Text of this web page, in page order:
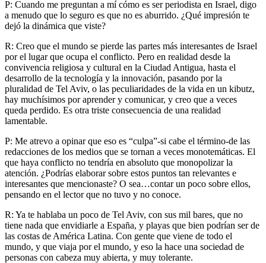
P: Cuando me preguntan a mí cómo es ser periodista en Israel, digo
a menudo que lo seguro es que no es aburrido. ¿Qué impresión te
dejó la dinámica que viste?
R: Creo que el mundo se pierde las partes más interesantes de Israel
por el lugar que ocupa el conflicto. Pero en realidad desde la
convivencia religiosa y cultural en la Ciudad Antigua, hasta el
desarrollo de la tecnología y la innovación, pasando por la
pluralidad de Tel Aviv, o las peculiaridades de la vida en un kibutz,
hay muchísimos por aprender y comunicar, y creo que a veces
queda perdido. Es otra triste consecuencia de una realidad
lamentable.
P: Me atrevo a opinar que eso es “culpa”-si cabe el término-de las
redacciones de los medios que se tornan a veces monotemáticas. El
que haya conflicto no tendría en absoluto que monopolizar la
atención. ¿Podrías elaborar sobre estos puntos tan relevantes e
interesantes que mencionaste? O sea…contar un poco sobre ellos,
pensando en el lector que no tuvo y no conoce.
R: Ya te hablaba un poco de Tel Aviv, con sus mil bares, que no
tiene nada que envidiarle a España, y playas que bien podrían ser de
las costas de América Latina. Con gente que viene de todo el
mundo, y que viaja por el mundo, y eso la hace una sociedad de
personas con cabeza muy abierta, y muy tolerante.